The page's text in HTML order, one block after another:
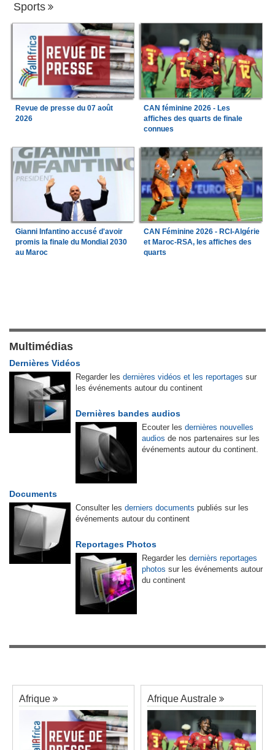
Sports
Revue de presse du 07 août
2026
CAN féminine 2026 - Les
affiches des quarts de finale
connues
Gianni Infantino accusé d'avoir
promis la finale du Mondial 2030
au Maroc
CAN Féminine 2026 - RCI-Algérie
et Maroc-RSA, les affiches des
quarts
Multimédias
Dernières Vidéos
Regarder les dernières vidéos et les reportages sur
les événements autour du continent
Dernières bandes audios
Ecouter les dernières nouvelles
audios de nos partenaires sur les
événements autour du continent.
Documents
Consulter les derniers documents publiés sur les
événements autour du continent
Reportages Photos
Regarder les dernièrs reportages
photos sur les événements autour
du continent
Afrique Afrique Australe